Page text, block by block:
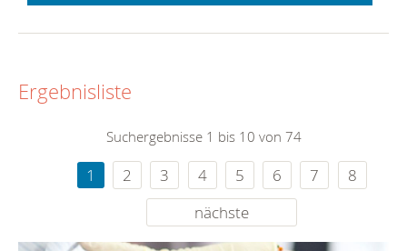
Ergebnisliste
Suchergebnisse 1 bis 10 von 74
1 2 3 4 5 6 7
8
nächste